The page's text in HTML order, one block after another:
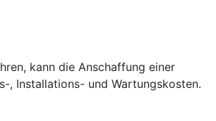
kann die Anschaffung einer
, Installations- und Wartungskosten.